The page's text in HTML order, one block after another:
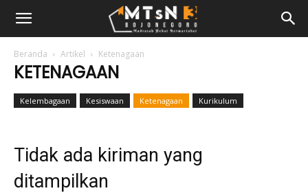
Beranda Artikel Ketenagaan
KETENAGAAN
Kelembagaan Kesiswaan Ketenagaan Kurikulum
Tidak ada kiriman yang
ditampilkan